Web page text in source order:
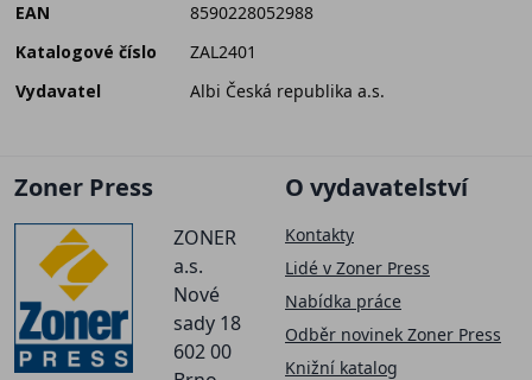
EAN
8590228052988
Katalogové číslo
ZAL2401
Vydavatel
Albi Česká republika a.s.
Zoner Press
ZONER
a.s.
Nové
sady 18
602 00
O vydavatelství
Kontakty
Lidé v Zoner Press
Nabídka práce
Odběr novinek Zoner Press
Knižní katalog